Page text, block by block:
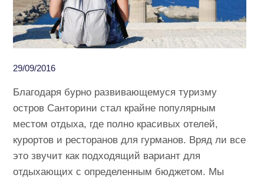
29/09/2016
Благодаря бурно развивающемуся туризму
остров Санторини стал крайне популярным
местом отдыха, где полно красивых отелей,
курортов и ресторанов для гурманов. Вряд ли все
это звучит как подходящий вариант для
отдыхающих с определенным бюджетом. Мы